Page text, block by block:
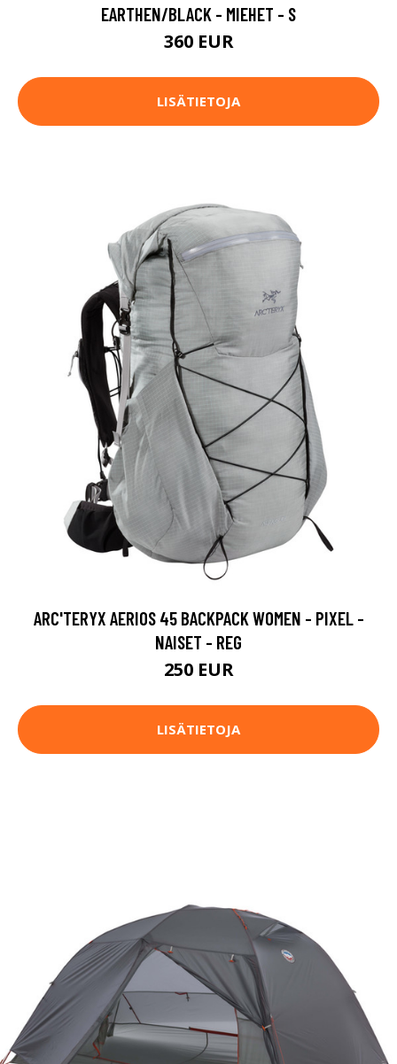
EARTHEN/BLACK - MIEHET - S
360 EUR
LISÄTIETOJA
ARC'TERYX AERIOS 45 BACKPACK WOMEN - PIXEL -
NAISET - REG
250 EUR
LISÄTIETOJA